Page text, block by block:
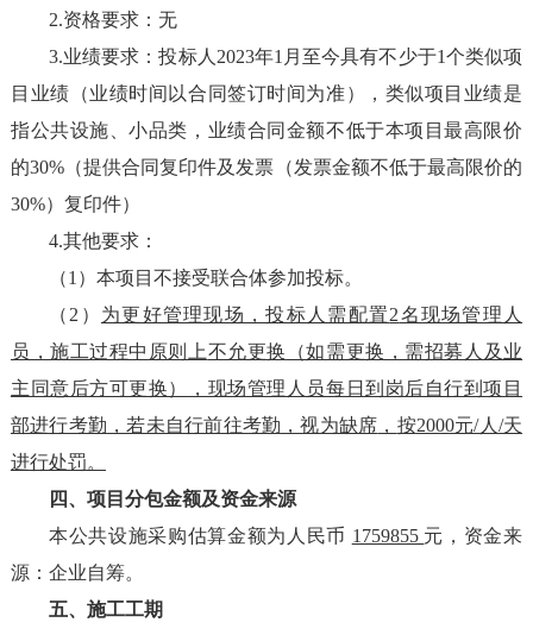
2.资格要求：无
3.业绩要求：投标人2023年1月至今具有不少于1个类似项
目业绩（业绩时间以合同签订时间为准），类似项目业绩是
指公共设施、小品类，业绩合同金额不低于本项目最高限价
的30%（提供合同复印件及发票（发票金额不低于最高限价的
30%）复印件）
4.其他要求：
（1） 本项目不接受联合体参加投标。
（ 2） 为更好管理现场，投标人需配置2名现场管理人
员，施工过程中 原则上不允更换
（如需更换，需招募人及业
主同意后方可更换）
，现场管理人员每日到岗后自行到项目
部进行考勤，若未自行前往考勤，视为缺席 ， 按2000元/人/天
进行处罚。
四、项目 分包金额及资金来源
本公共设施采购估算金额为人民币 1759855 元， 资金来
源： 企业自筹。
五、 施工工期